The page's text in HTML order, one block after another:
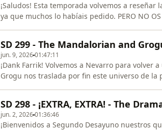
¡Saludos! Esta temporada volvemos a reseñar la serie episodio a episodio para disfrutar del viaje,
ya que muchos lo habíais pedido. PERO NO
que nunca fué. Gracias p
SD 299 - The Mandalorian and
jun. 9, 202601:47:11
¡Dank Farrik! Volvemos a Nevarro para volver a un universo que nos fascina. The Mandalorian and
Grogu nos traslada por fin este universo de la
Twitch en https://www.twitch.tv/se
SD 298 - ¡EXTRA, EXTRA! - The
jun. 2, 202601:36:46
¡Bienvenidos a Segundo Desayuno nuestros queridísimos hobbits! El